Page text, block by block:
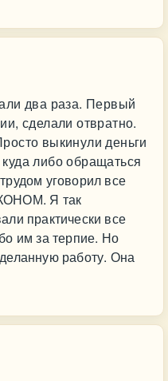
два раза. Первый
сделали отвратно.
выкинули деньги
либо обращаться
уговорил все
Я так
практически все
им за терпие. Но
работу. Она